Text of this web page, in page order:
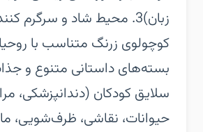
زبان)‏3. محیط شاد و سرگرم
بسته‌های داستانی متنوع و
سلایق کودکان (دندانپزشکی،
حیوانات، نقاشی، ظرف‌شویی،